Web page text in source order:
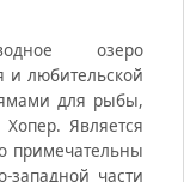
озеро
и любительской
для рыбы,
Является
примечательны
части